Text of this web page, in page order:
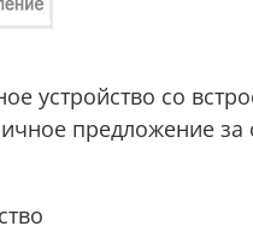
устройство со
предложение за